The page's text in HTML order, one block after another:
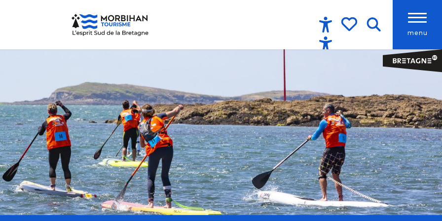
menu
Accessibilité